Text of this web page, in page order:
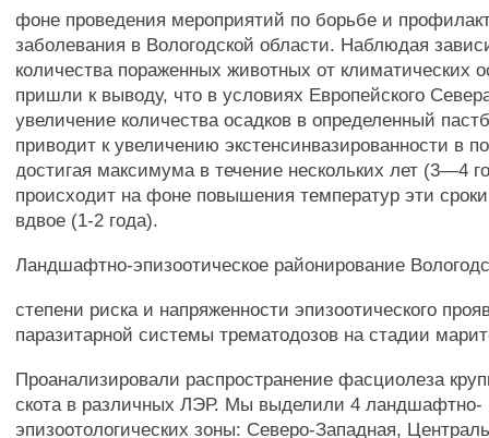
фоне проведения мероприятий по борьбе и
заболевания в Вологодской области. Наблюдая
количества пораженных животных от климатических
пришли к выводу, что в условиях Европейского
увеличение количества осадков в определенный
приводит к увеличению экстенсинвазированности в
достигая максимума в течение нескольких лет (3—4
происходит на фоне повышения температур эти
вдвое (1-2 года).
Ландшафтно-эпизоотическое районирование
степени риска и напряженности эпизоотического
паразитарной системы трематодозов на стадии
Проанализировали распространение фасциолеза
скота в различных ЛЭР. Мы выделили 4 ландшафтно-
эпизоотологических зоны: Северо-Западная,